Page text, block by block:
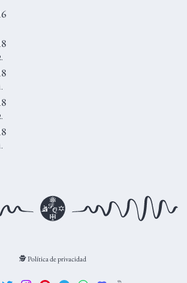
🕵️ Política de privacidad